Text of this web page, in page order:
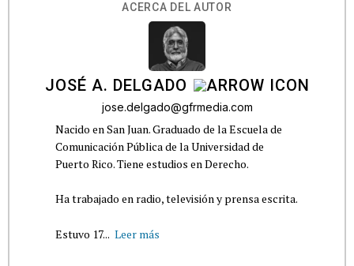
ACERCA DEL AUTOR
JOSÉ A. DELGADO
jose.delgado@gfrmedia.com
Nacido en San Juan. Graduado de la Escuela de
Comunicación Pública de la Universidad de
Puerto Rico. Tiene estudios en Derecho.
Ha trabajado en radio, televisión y prensa escrita.
Estuvo 17... Leer más